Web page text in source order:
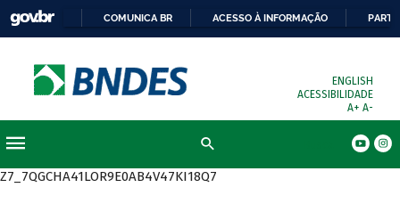
COMUNICA BR ACESSO À INFORMAÇÃO
ENGLISH
ACESSIBILIDADE
A+ A-
Z7_7QGCHA41LOR9E0AB4V47KI18Q7